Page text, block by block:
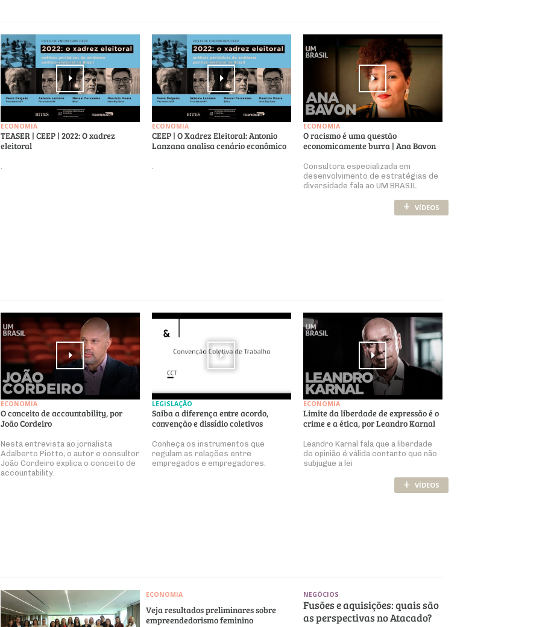
ECONOMIA
TEASER | CEEP | 2022: O xadrez
eleitoral
ECONOMIA
CEEP | O Xadrez Eleitoral: Antonio
Lanzana analisa cenário econômico
ECONOMIA
O racismo é uma questão
economicamente burra | Ana Bavon
Consultora especializada em
desenvolvimento de estratégias de
diversidade fala ao UM BRASIL
+ VÍDEOS
ECONOMIA
O conceito de accountability, por
João Cordeiro
Nesta entrevista ao jornalista
Adalberto Piotto, o autor e consultor
João Cordeiro explica o conceito de
accountability.
LEGISLAÇÃO
Saiba a diferença entre acordo,
convenção e dissídio coletivos
Conheça os instrumentos que
regulam as relações entre
empregados e empregadores.
ECONOMIA
Limite da liberdade de expressão é o
crime e a ética, por Leandro Karnal
Leandro Karnal fala que a liberdade
de opinião é válida contanto que não
subjugue a lei
+ VÍDEOS
ECONOMIA
Veja resultados preliminares sobre
empreendedorismo feminino
NEGÓCIOS
Fusões e aquisições: quais são
as perspectivas no Atacado?